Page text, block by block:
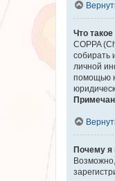
Что такое
COPPA
собирать
личной
помощью
Почему я